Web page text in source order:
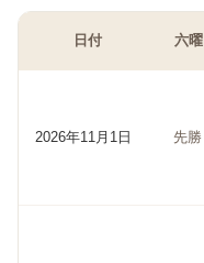
日付 六曜
2026年11月1日 先勝